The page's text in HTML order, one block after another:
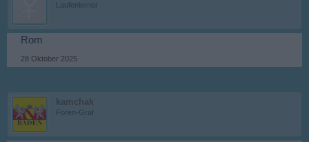
Laufenlerner
Rom
28 Oktober 2025
kamchak
Foren-Graf